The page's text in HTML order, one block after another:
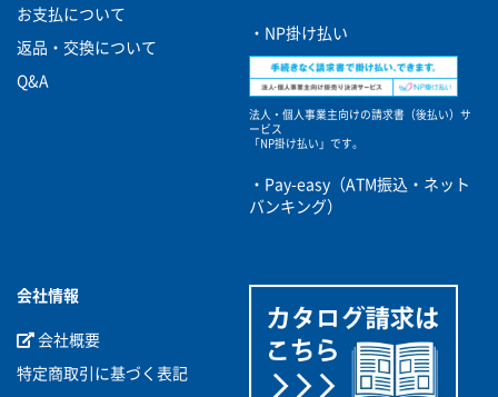
お支払について
返品・交換について
Q&A
・NP掛け払い
法人・個人事業主向けの請求書（後払い）サ
ービス
「NP掛け払い」です。
・Pay-easy（ATM振込・ネット
バンキング）
会社情報
会社概要
特定商取引に基づく表記